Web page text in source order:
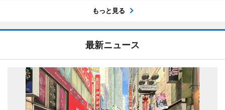
もっと見る
最新ニュース